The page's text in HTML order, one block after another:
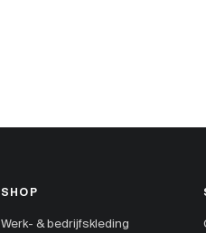
SHOP
Werk- & bedrijfskleding